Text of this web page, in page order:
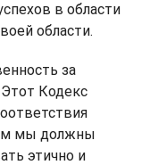
в области
области.
за
Кодекс
мы должны
этично и